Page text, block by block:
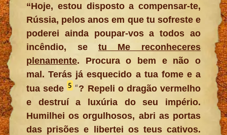
“Hoje, estou disposto a compensar-te,
Rússia, pelos anos em que tu sofreste e
poderei ainda poupar-vos a todos ao
incêndio, se tu Me reconheceres
plenamente. Procura o bem e não o
mal. Terás já esquecido a tua fome e a
tua sede5 “? Repeli o dragão vermelho
e destruí a luxúria do seu império.
Humilhei os orgulhosos, abri as portas
das prisões e libertei os teus cativos.